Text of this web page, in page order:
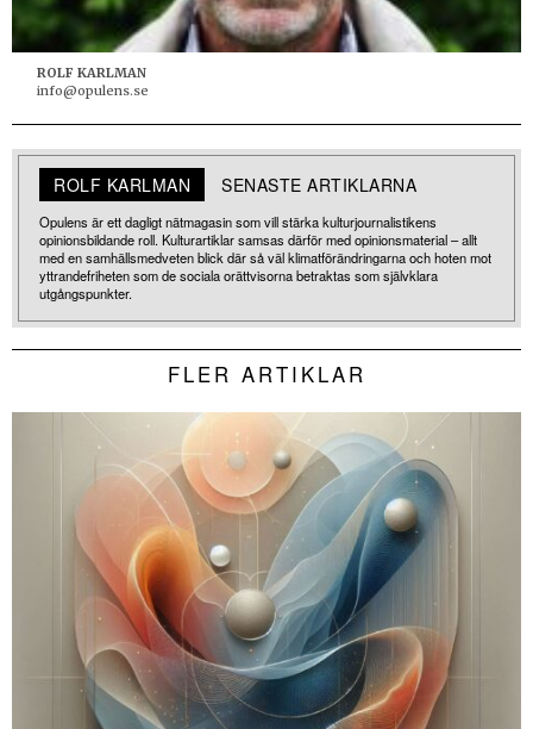
ROLF KARLMAN
info@opulens.se
ROLF KARLMAN SENASTE ARTIKLARNA
Opulens är ett dagligt nätmagasin som vill stärka kulturjournalistikens
opinionsbildande roll. Kulturartiklar samsas därför med opinionsmaterial – allt
med en samhällsmedveten blick där så väl klimatförändringarna och hoten mot
yttrandefriheten som de sociala orättvisorna betraktas som självklara
utgångspunkter.
FLER ARTIKLAR